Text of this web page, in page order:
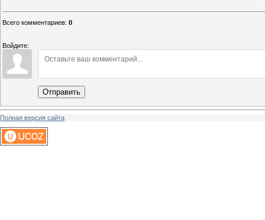
Всего комментариев: 0
Войдите:
Отправить
Полная версия сайта